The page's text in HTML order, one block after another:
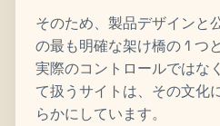
そのため、製品デザインと
の最も明確な架け橋の 1 つ
実際のコントロールではな
て扱うサイトは、その文化
らかにしています。